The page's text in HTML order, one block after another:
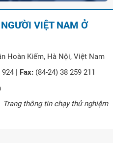
VIỆT NAM Ở
Hoàn Kiếm, Hà Nội, Việt Nam
| Fax: (84-24) 38 259 211
Trang thông tin chạy thử nghiệm